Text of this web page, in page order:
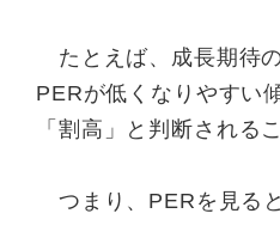
たとえば、成長期待
PERが低くなりやすい
「割高」と判断される
つまり、PERを見る